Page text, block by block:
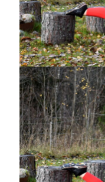
EllenomJOSEF
EllenomSPAM
CamillaomSPAM
oktober 2022
M T O
3
4 5
10
11 12
17
18 19